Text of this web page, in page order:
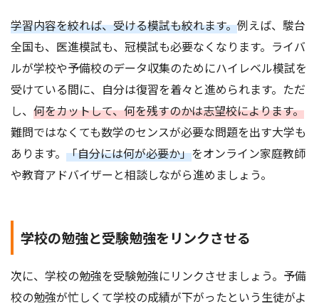
学習内容を絞れば、受ける模試も絞れます。例えば、駿台
全国も、医進模試も、冠模試も必要なくなります。ライバ
ルが学校や予備校のデータ収集のためにハイレベル模試を
受けている間に、自分は復習を着々と進められます。ただ
し、 何をカットして、何を残すのかは志望校によります。
難問ではなくても数学のセンスが必要な問題を出す大学も
あります。 「自分には何が必要か」をオンライン家庭教師
や教育アドバイザーと相談しながら進めましょう。
学校の勉強と受験勉強をリンクさせる
次に、学校の勉強を受験勉強にリンクさせましょう。予備
校の勉強が忙しくて学校の成績が下がったという生徒がよ